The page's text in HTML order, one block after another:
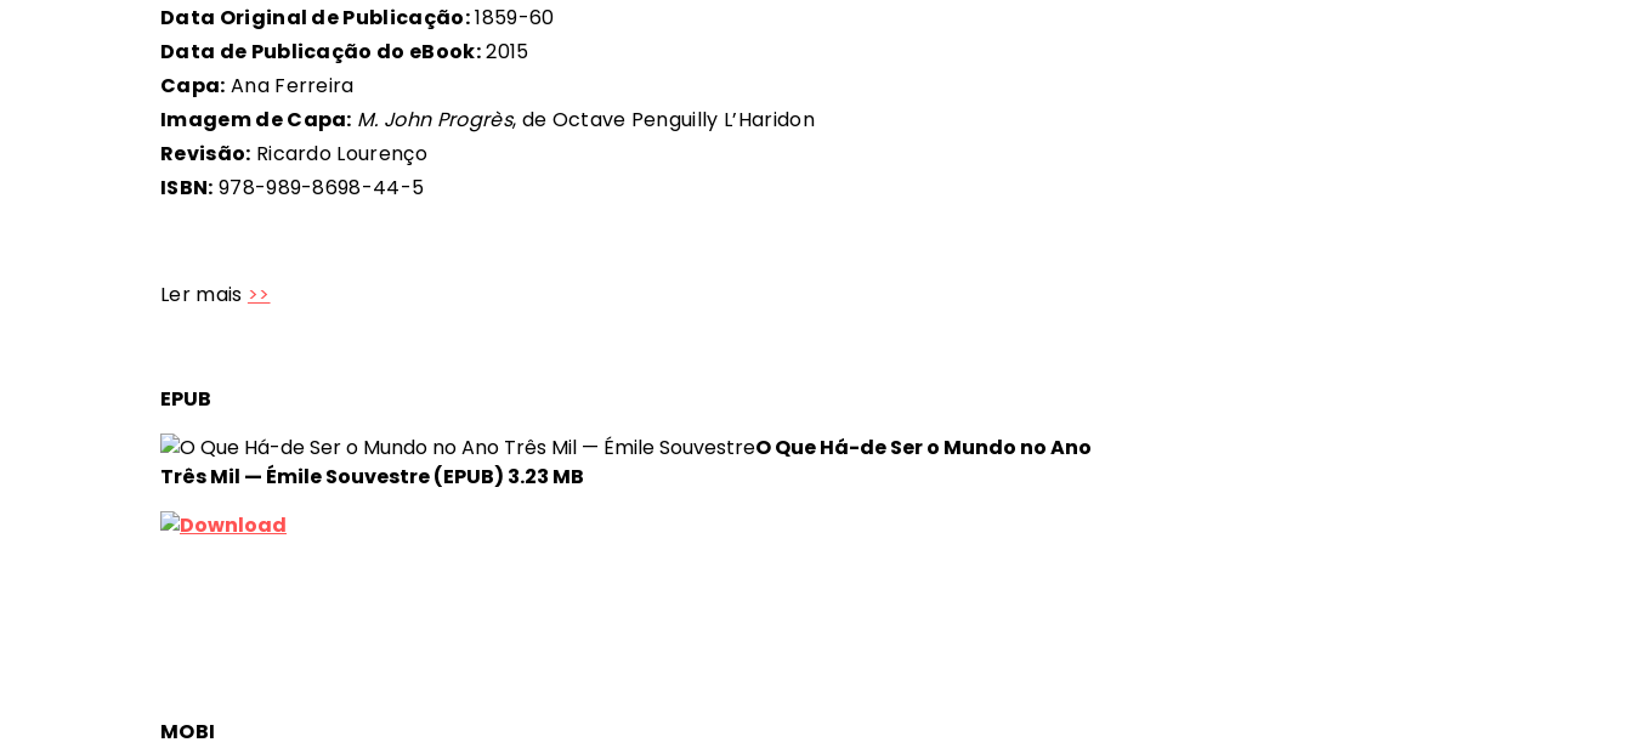
Data Original de Publicação:1859-60
Data de Publicação do eBook:2015
Capa: Ana Ferreira
Imagem de Capa: M. John Progrès, de Octave Penguilly L’Haridon
Revisão: Ricardo Lourenço
ISBN: 978-989-8698-44-5
Ler mais >>
EPUB
O Que Há-de Ser o Mundo no Ano
Três Mil — Émile Souvestre (EPUB) 3.23 MB
MOBI